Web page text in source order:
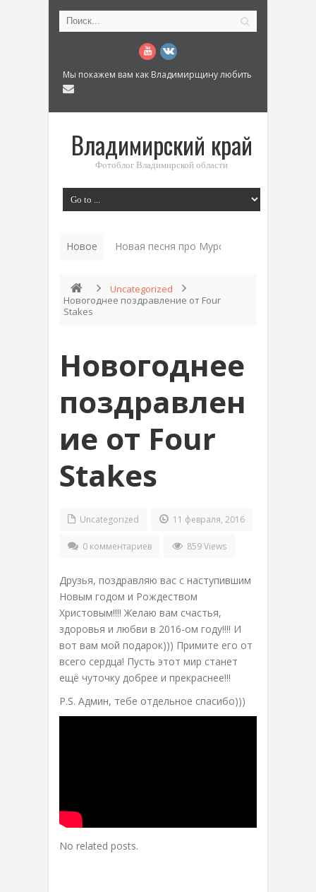
Мы покажем вам как Владимирщину любить
Владимирский край
Фотоблог Владимирской области
Новое Новая песня про Муром: «Былинный
Uncategorized
Новогоднее поздравление от Four
Stakes
Новогоднее
поздравлен
ие от Four
Stakes
Uncategorized 11 февраля, 2016
0 комментариев 859 Views
Друзья, поздравляю вас с наступившим
Новым годом и Рождеством
Христовым!!!! Желаю вам счастья,
здоровья и любви в 2016-ом году!!!! И
вот вам мой подарок))) Примите его от
всего сердца! Пусть этот мир станет
ещё чуточку добрее и прекраснее!!!
P.S. Админ, тебе отдельное спасибо)))
No related posts.